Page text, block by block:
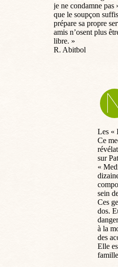
je ne condamne pas
que le soupçon
prépare sa propre
amis n’osent plus
libre. »
R. Abitbol
Les «
Ce
sur
«
sein
Ces
dos.
à la
des
Elle